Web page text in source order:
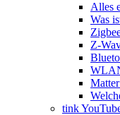
Alles
Was
Z-
tink